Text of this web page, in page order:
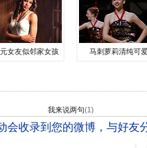
女友似邻家女孩 马刺萝莉清纯可
我来说两句(1)